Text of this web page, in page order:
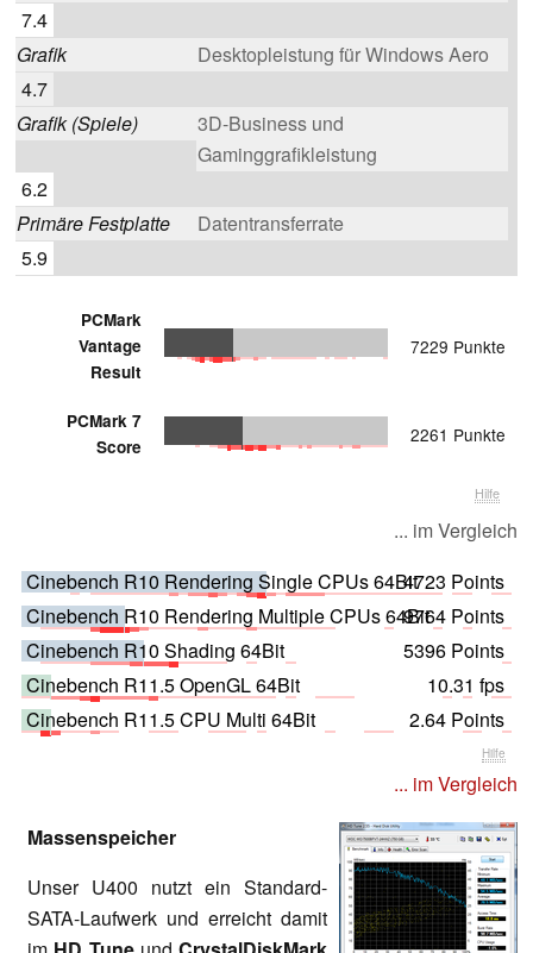
7.4
Grafik
Desktopleistung für Windows Aero
4.7
Grafik (Spiele)
3D-Business und
Gaminggrafikleistung
6.2
Primäre Festplatte
Datentransferrate
5.9
PCMark
Vantage
Result
7229 Punkte
PCMark 7
Score
2261 Punkte
Hilfe
... im Vergleich
Cinebench R10 Rendering Single CPUs 64Bit4723 Points
Cinebench R10 Rendering Multiple CPUs 64Bit9764 Points
Cinebench R10 Shading 64Bit
5396 Points
Cinebench R11.5 OpenGL 64Bit
10.31 fps
Cinebench R11.5 CPU Multi 64Bit
2.64 Points
Hilfe
... im Vergleich
Massenspeicher
Unser U400 nutzt ein Standard-
SATA-Laufwerk und erreicht damit